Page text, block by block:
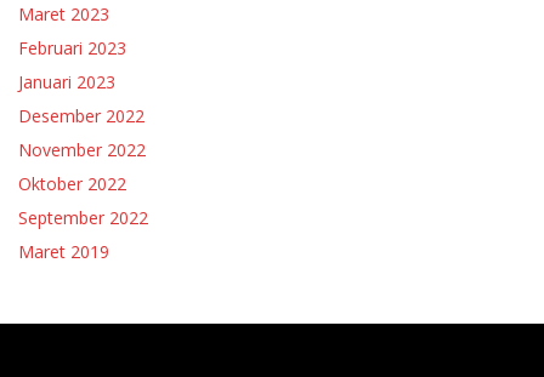
Maret 2023
Februari 2023
Januari 2023
Desember 2022
November 2022
Oktober 2022
September 2022
Maret 2019